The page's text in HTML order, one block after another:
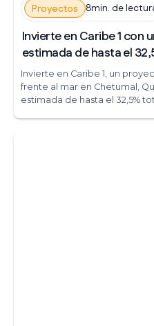
Proyectos 8min. de
Invierte en Caribe 1 con
estimada de hasta el
Invierte en Caribe 1, un
frente al mar en Chetumal,
estimada de hasta el 32,5%